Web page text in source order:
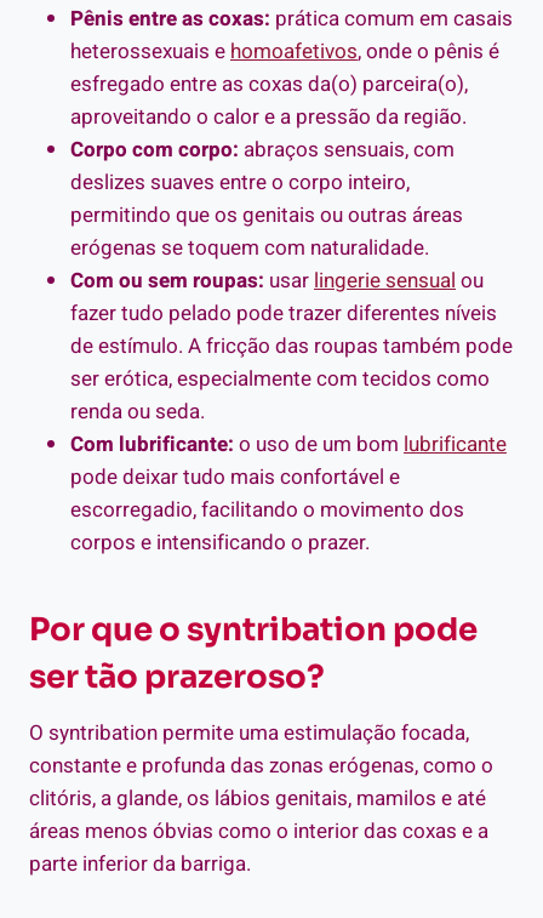
Pênis entre as coxas: prática comum em casais
heterossexuais e homoafetivos, onde o pênis é
esfregado entre as coxas da(o) parceira(o),
aproveitando o calor e a pressão da região.
Corpo com corpo: abraços sensuais, com
deslizes suaves entre o corpo inteiro,
permitindo que os genitais ou outras áreas
erógenas se toquem com naturalidade.
Com ou sem roupas: usar lingerie sensual ou
fazer tudo pelado pode trazer diferentes níveis
de estímulo. A fricção das roupas também pode
ser erótica, especialmente com tecidos como
renda ou seda.
Com lubrificante: o uso de um bom lubrificante
pode deixar tudo mais confortável e
escorregadio, facilitando o movimento dos
corpos e intensificando o prazer.
Por que o syntribation pode
ser tão prazeroso?
O syntribation permite uma estimulação focada,
constante e profunda das zonas erógenas, como o
clitóris, a glande, os lábios genitais, mamilos e até
áreas menos óbvias como o interior das coxas e a
parte inferior da barriga.